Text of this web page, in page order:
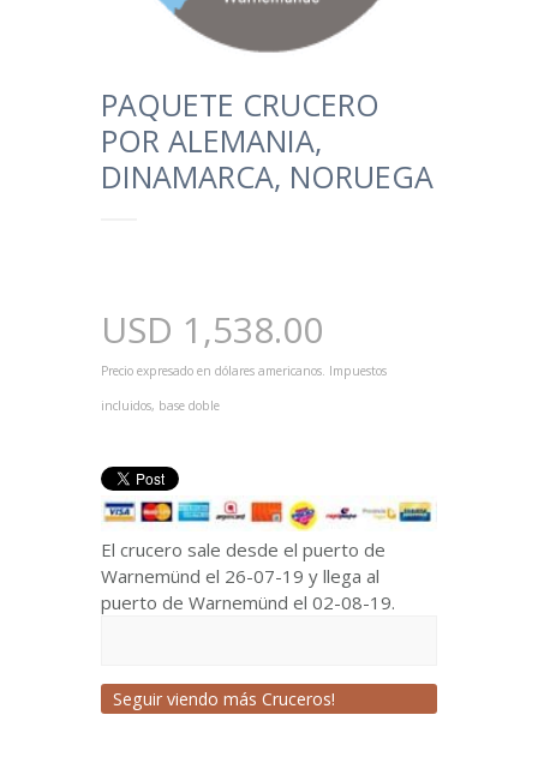
PAQUETE CRUCERO
POR ALEMANIA,
DINAMARCA, NORUEGA
USD 1,538.00
Precio expresado en dólares americanos. Impuestos
incluidos, base doble
El crucero sale desde el puerto de
Warnemünd el 26-07-19 y llega al
puerto de Warnemünd el 02-08-19.
Seguir viendo más Cruceros!